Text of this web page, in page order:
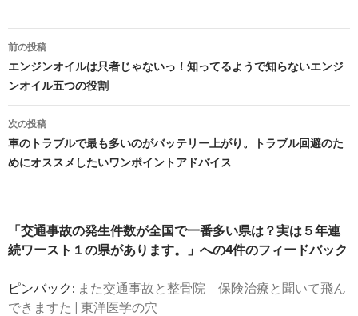
投
稿
ナ
ビ
ゲ
ー
ョ
前の投稿
エンジンオイルは只者じゃないっ！知ってるようで知らないエンジ
ンオイル五つの役割
次の投稿
車のトラブルで最も多いのがバッテリー上がり。トラブル回避のた
めにオススメしたいワンポイントアドバイス
「交通事故の発生件数が全国で一番多い県は？実は５年連
続ワースト１の県があります。」への4件のフィードバック
ピンバック: また交通事故と整骨院 保険治療と聞いて飛ん
できますた | 東洋医学の穴